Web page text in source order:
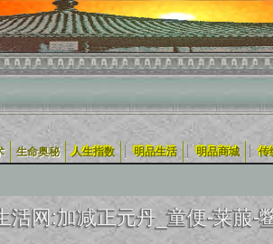
生命奥秘 人生指数 | 明品生活 | 明品商城 | 传
活网:加减正元丹_童便-莱菔-